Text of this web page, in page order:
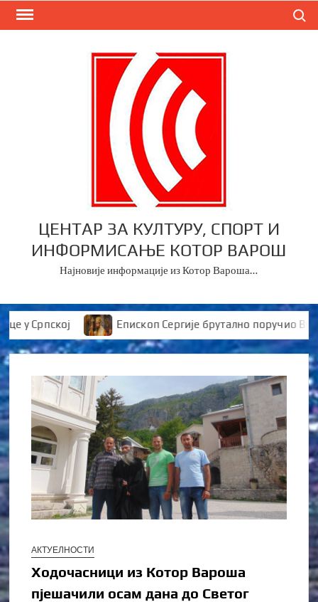
Skip
ЦЕНТАР ЗА КУЛТУРУ, СПОРТ И
ИНФОРМИСАЊЕ КОТОР ВАРОШ
Најновије информације из Котор Вароша…
Српској Епископ Сергије брутално поручио
АКТУЕЛНОСТИ
Ходочасници из Котор Варошa
пјешачили осам дана до Светог